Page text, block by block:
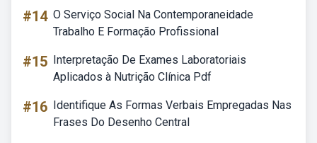
#14 O Serviço Social Na Contemporaneidade
Trabalho E Formação Profissional
#15 Interpretação De Exames Laboratoriais
Aplicados à Nutrição Clínica Pdf
#16 Identifique As Formas Verbais Empregadas Nas
Frases Do Desenho Central